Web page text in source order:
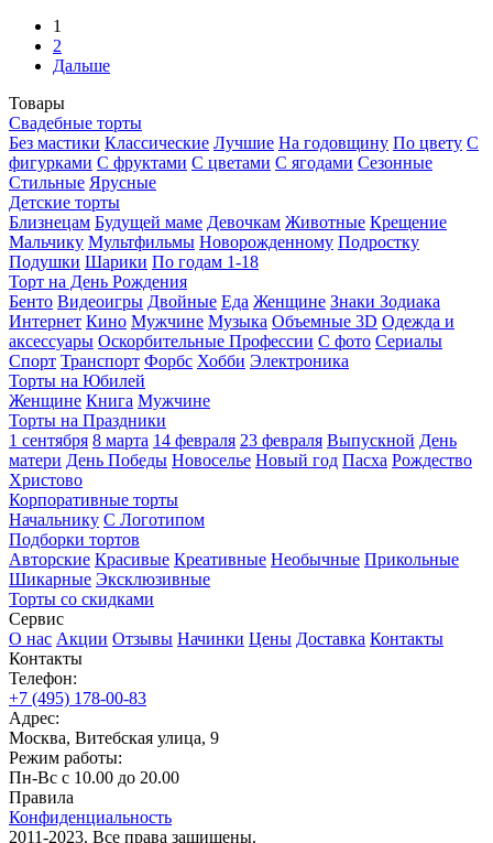
1
2
Дальше
Товары
Свадебные торты
Без мастики Классические Лучшие На годовщину По цвету С
фигурками С фруктами С цветами С ягодами Сезонные
Стильные Ярусные
Детские торты
Близнецам Будущей маме Девочкам Животные Крещение
Мальчику Мультфильмы Новорожденному Подростку
Подушки Шарики По годам 1-18
Торт на День Рождения
Бенто Видеоигры Двойные Еда Женщине Знаки Зодиака
Интернет Кино Мужчине Музыка Объемные 3D Одежда и
аксессуары Оскорбительные Профессии С фото Сериалы
Спорт Транспорт Форбс Хобби Электроника
Торты на Юбилей
Женщине Книга Мужчине
Торты на Праздники
1 сентября 8 марта 14 февраля 23 февраля Выпускной День
матери День Победы Новоселье Новый год Пасха Рождество
Христово
Корпоративные торты
Начальнику С Логотипом
Подборки тортов
Авторские Красивые Креативные Необычные Прикольные
Шикарные Эксклюзивные
Торты со скидками
Сервис
О нас Акции Отзывы Начинки Цены Доставка Контакты
Контакты
Телефон:
+7 (495) 178-00-83
Адрес:
Москва, Витебская улица, 9
Режим работы:
Пн-Вс с 10.00 до 20.00
Правила
Конфиденциальность
2011-2023. Все права защищены.